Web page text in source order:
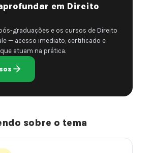
em Direito
graduações e os cursos de Direito
— acesso imediato, certificado e
atuam na prática.
sobre o tema